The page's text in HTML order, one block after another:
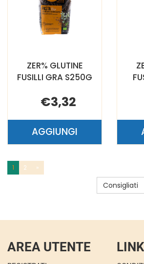
ZER% GLUTINE
FUSILLI GRA S250G
€3,32
AGGIUNGIAGGIUNGI ZER%
1 2 »
Consigliati
AREA UTENTE